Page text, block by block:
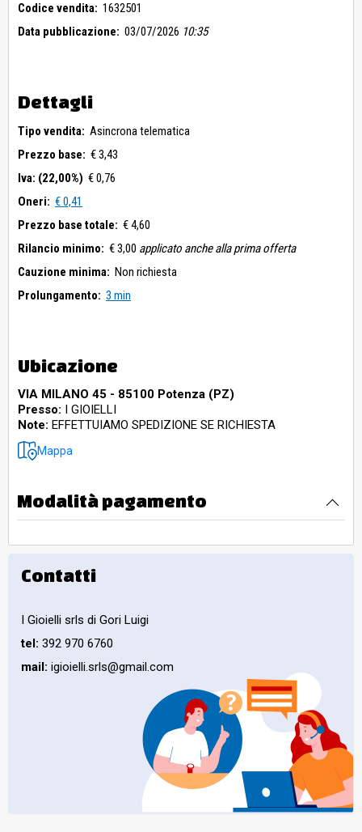
Codice vendita: 1632501
Data pubblicazione: 03/07/2026 10:35
Dettagli
Tipo vendita: Asincrona telematica
Prezzo base: € 3,43
Iva: (22,00%) € 0,76
Oneri: € 0,41
Prezzo base totale: € 4,60
Rilancio minimo: € 3,00 applicato anche alla prima offerta
Cauzione minima: Non richiesta
Prolungamento: 3 min
Ubicazione
VIA MILANO 45 - 85100 Potenza (PZ)
Presso: I GIOIELLI
Note: EFFETTUIAMO SPEDIZIONE SE RICHIESTA
Mappa
Modalità pagamento
Contatti
I Gioielli srls di Gori Luigi
tel: 392 970 6760
mail: igioielli.srls@gmail.com